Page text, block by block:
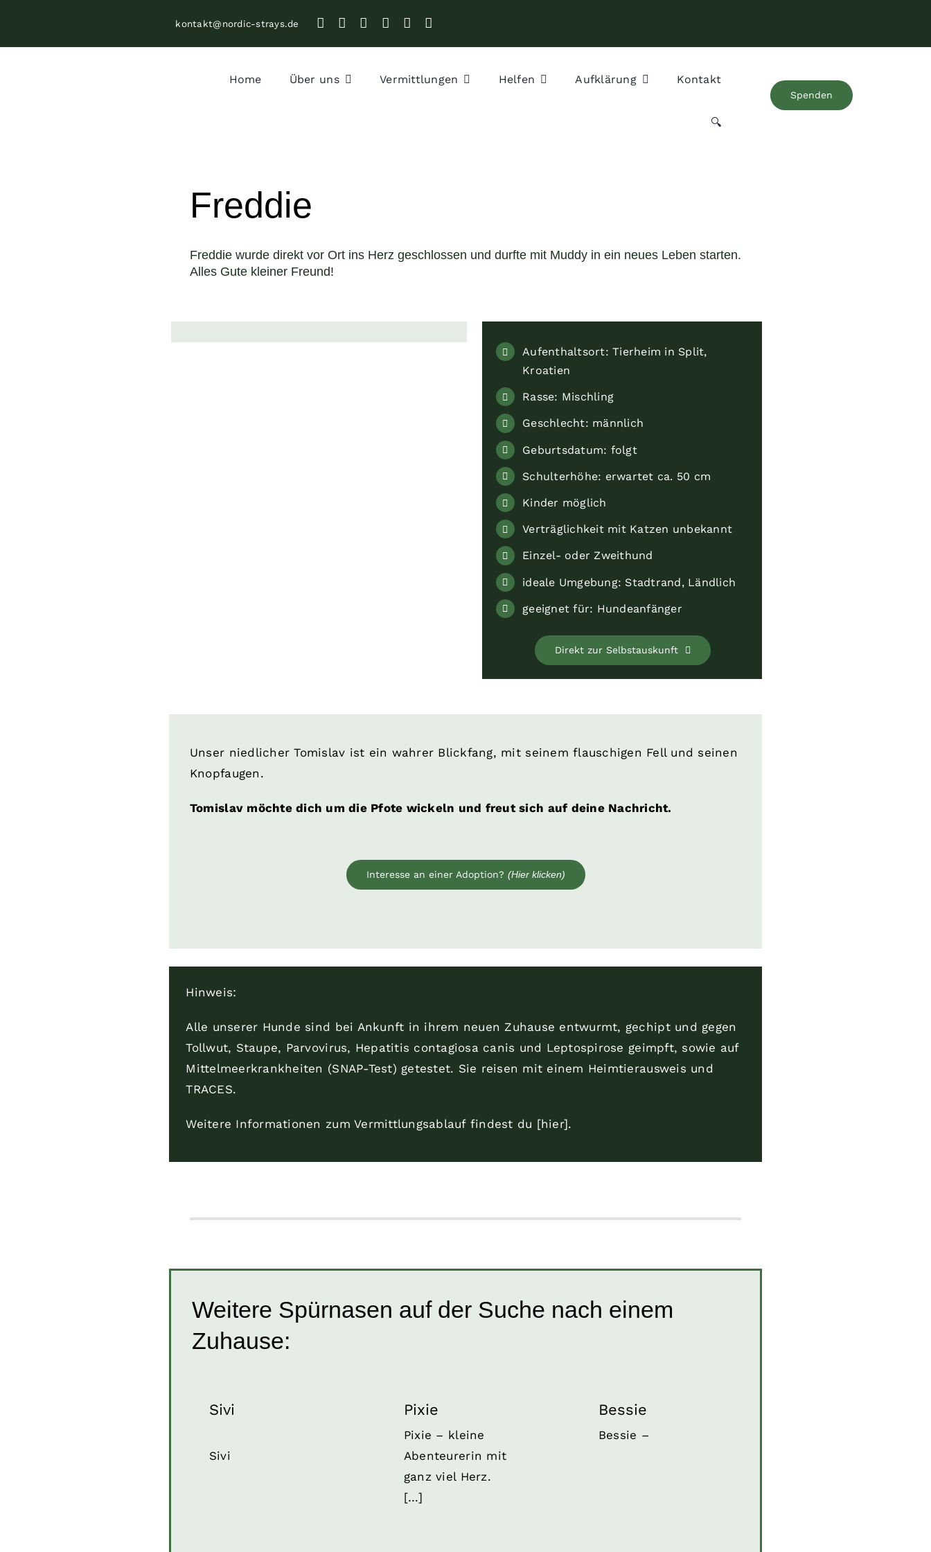
springen
kontakt@nordic-strays.de
Home Über uns Vermittlungen Helfen Aufklärung Kontakt
🔍
Spenden
Freddie
Freddie wurde direkt vor Ort ins Herz geschlossen und durfte mit Muddy in ein neues Leben starten.
Alles Gute kleiner Freund!
Aufenthaltsort: Tierheim in Split,
Kroatien
Rasse: Mischling
Geschlecht: männlich
Geburtsdatum: folgt
Schulterhöhe: erwartet ca. 50 cm
Kinder möglich
Verträglichkeit mit Katzen unbekannt
Einzel- oder Zweithund
ideale Umgebung: Stadtrand, Ländlich
geeignet für: Hundeanfänger
Direkt zur Selbstauskunft
Unser niedlicher Tomislav ist ein wahrer Blickfang, mit seinem flauschigen Fell und seinen
Knopfaugen.
Tomislav möchte dich um die Pfote wickeln und freut sich auf deine Nachricht.
Interesse an einer Adoption? (Hier klicken)
Hinweis:
Alle unserer Hunde sind bei Ankunft in ihrem neuen Zuhause entwurmt, gechipt und gegen
Tollwut, Staupe, Parvovirus, Hepatitis contagiosa canis und Leptospirose geimpft, sowie auf
Mittelmeerkrankheiten (SNAP-Test) getestet. Sie reisen mit einem Heimtierausweis und
TRACES.
Weitere Informationen zum Vermittlungsablauf findest du [hier].
Weitere Spürnasen auf der Suche nach einem
Zuhause:
Sivi
Sivi
Pixie
Pixie – kleine
Abenteurerin mit
ganz viel Herz.
[…]
Junghunde
Bessie
Bessie –